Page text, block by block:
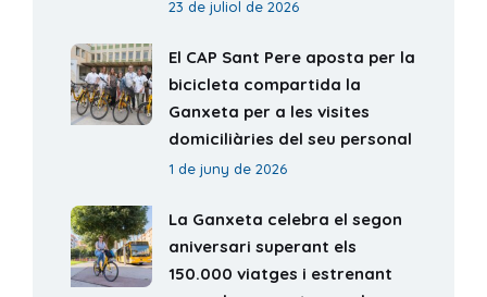
23 de juliol de 2026
El CAP Sant Pere aposta per la
bicicleta compartida la
Ganxeta per a les visites
domiciliàries del seu personal
1 de juny de 2026
La Ganxeta celebra el segon
aniversari superant els
150.000 viatges i estrenant